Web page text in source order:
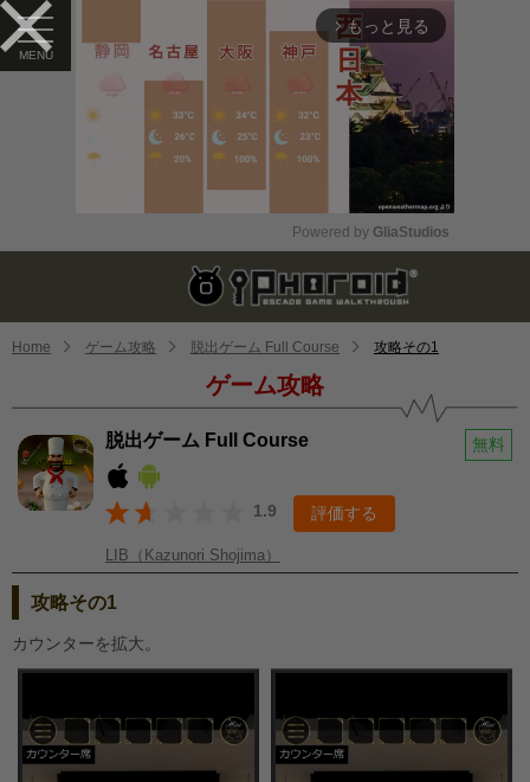
arrow_forward_ios もっと見る
Mute
Powered by GliaStudios
Home ゲーム攻略 脱出ゲーム Full Course 攻略その1
ゲーム攻略
脱出ゲーム Full Course 無料
1.9 評価する
LIB（Kazunori Shojima）
攻略その1
カウンターを拡大。